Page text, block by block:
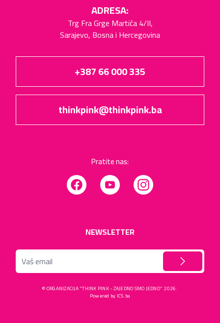
ADRESA:
Trg Fra Grge Martića 4/II,
Sarajevo, Bosna i Hercegovina
+387 66 000 335
thinkpink@thinkpink.ba
Pratite nas:
FacebookYouTube Instagram
NEWSLETTER
©ORGANIZACIJA "THINK PINK - ZAJEDNO SMO JEDNO" 2026.
Powered by ICS.ba